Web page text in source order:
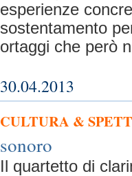
esperienze
sostentamento
ortaggi che però
30.04.2013
CULTURA &
sonoro
Il quartetto di